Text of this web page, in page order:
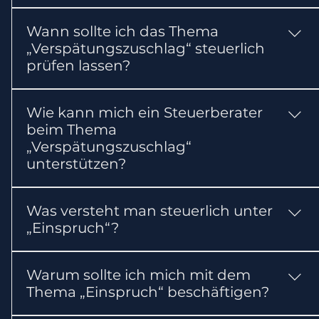
Abgabedatum bereithalten. Abhängig vom
Einzelfall können weitere Nachweise erforderlich
sein.
Wann sollte ich das Thema
„Verspätungszuschlag“ steuerlich
prüfen lassen?
in jedem Fall vor wichtigen Entscheidungen
oder gesetzlichen Fristen prüfen. So können
steuerliche Nachteile vermieden
Wie kann mich ein Steuerberater
beim Thema
„Verspätungszuschlag“
unterstützen?
und steuerlichen Folgen prüfen, die benötigten
Unterlagen zusammenstellen und erforderliche
Was versteht man steuerlich unter
„Einspruch“?
innerhalb der gesetzlichen Frist überprüfen.
Warum sollte ich mich mit dem
Thema „Einspruch“ beschäftigen?